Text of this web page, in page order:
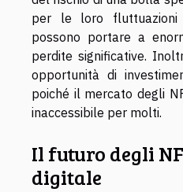
per le loro fluttuazioni
possono portare a
perdite significative.
opportunità di
poiché il mercato degli
inaccessibile per molti.
Il futuro degli
digitale